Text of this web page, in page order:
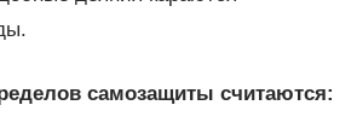
самозащиты считаются: